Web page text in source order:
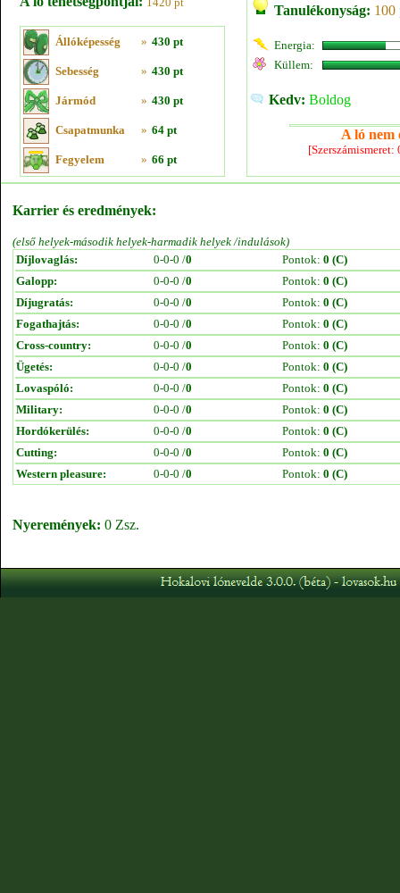
Állóképesség » 430 pt
Sebesség » 430 pt
Jármód » 430 pt
Csapatmunka » 64 pt
Fegyelem » 66 pt
Tanulékonyság: 100
Energia:
Küllem:
Kedv: Boldog
A ló nem
Karrier és eredmények:
(első helyek-második helyek-harmadik helyek /indulások)
Díjlovaglás:
0-0-0 /0 Pontok: 0 (C)
Galopp:
0-0-0 /0 Pontok: 0 (C)
Díjugratás:
0-0-0 /0 Pontok: 0 (C)
Fogathajtás:
0-0-0 /0 Pontok: 0 (C)
Cross-country:
0-0-0 /0 Pontok: 0 (C)
Ügetés:
0-0-0 /0 Pontok: 0 (C)
Lovaspóló:
0-0-0 /0 Pontok: 0 (C)
Military:
0-0-0 /0 Pontok: 0 (C)
Hordókerülés:
0-0-0 /0 Pontok: 0 (C)
Cutting:
0-0-0 /0 Pontok: 0 (C)
Western pleasure:
0-0-0 /0 Pontok: 0 (C)
Nyeremények: 0 Zsz.